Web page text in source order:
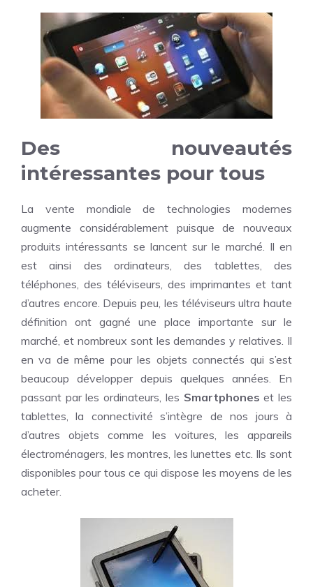
Des nouveautés
intéressantes pour tous
La vente mondiale detechnologies modernes
augmente considérablement puisque de nouveaux
produits intéressants se lancent sur le marché. Il en
est ainsi des ordinateurs, des tablettes, des
téléphones, des téléviseurs, des imprimantes et tant
d’autres encore. Depuis peu, les téléviseurs ultra haute
définition ont gagné une place importante sur le
marché, et nombreux sont les demandes y relatives. Il
en va de même pour les objets connectés qui s’est
beaucoup développer depuis quelques années. En
passant par les ordinateurs, les Smartphones et les
tablettes, la connectivité s’intègre de nos jours à
d’autres objets comme les voitures, les appareils
électroménagers, les montres, les lunettes etc. Ils sont
disponibles pour tous ce qui dispose les moyens de les
acheter.